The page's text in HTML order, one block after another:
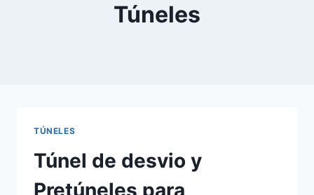
Túneles
TÚNELES
Túnel de desvio y
Pretúneles para